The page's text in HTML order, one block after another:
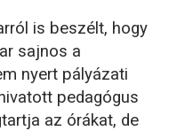
is beszélt, hogy
sajnos a
nyert pályázati
pedagógus
az órákat, de